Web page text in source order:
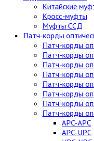
Китайские
Кросс-муфты
Муфты ССД
Патч-корды
Патч-корды
Патч-корды
Патч-корды
Патч-корды
Патч-корды
Патч-корды
Патч-корды
Патч-корды
APC-APC
APC-UPC